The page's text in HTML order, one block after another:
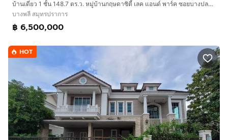
5. ที่จอดรถ 2 คัน
6. ชั้น 1 ห้องโถงรับแขกดีไซน์ลงตัว ต่อเนื่องกับห้องอาหาร
7. ห้องครัวแยกเป็นสัดส่วน ต่อเนื่องกับพื้นที่ซักล้างหลังบ้าน
8. ชั้น 2 Master Bedroom ขนาดใหญ่ ห้องนอน 2 และ 3
9. ระบบสัญญาณกันขโมย
10. ระบบกำจัดปลวก
11. ตกแต่งห้องน้ำ พร้อมสุขภัณฑ์อัตโนมัติ
12. ครัวไทย
13. แทงค์น้ำ/ปั๊มน้ำ
14. ตกแต่งพื้นภายใน
บ้านเดี่ยว 1 ชั้น 148.7 ตร.ว. หมู่บ้านกฤษดาซิตี้ เลค แอนด์ พาร์ค ซอยบางปลา18 ถนนเเทพารักษ์ ถนนสุขุมวิทสายเก่า บางพลี สมุทรปราการ
บางพลี สมุทรปราการ
฿ 6,500,000
HOT